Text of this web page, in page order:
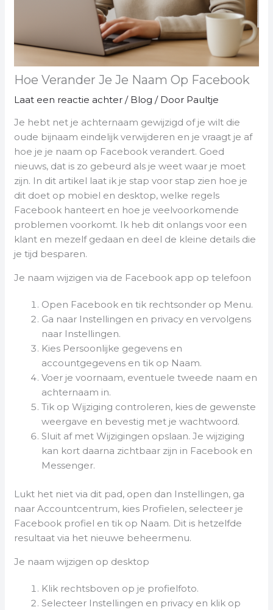
Hoe Verander Je Je Naam Op Facebook
Laat een reactie achter / Blog / Door Paultje
Je hebt net je achternaam gewijzigd of je wilt die
oude bijnaam eindelijk verwijderen en je vraagt je af
hoe je je naam op Facebook verandert. Goed
nieuws, dat is zo gebeurd als je weet waar je moet
zijn. In dit artikel laat ik je stap voor stap zien hoe je
dit doet op mobiel en desktop, welke regels
Facebook hanteert en hoe je veelvoorkomende
problemen voorkomt. Ik heb dit onlangs voor een
klant en mezelf gedaan en deel de kleine details die
je tijd besparen.
Je naam wijzigen via de Facebook app op telefoon
Open Facebook en tik rechtsonder op Menu.
Ga naar Instellingen en privacy en vervolgens
naar Instellingen.
Kies Persoonlijke gegevens en
accountgegevens en tik op Naam.
Voer je voornaam, eventuele tweede naam en
achternaam in.
Tik op Wijziging controleren, kies de gewenste
weergave en bevestig met je wachtwoord.
Sluit af met Wijzigingen opslaan. Je wijziging
kan kort daarna zichtbaar zijn in Facebook en
Messenger.
Lukt het niet via dit pad, open dan Instellingen, ga
naar Accountcentrum, kies Profielen, selecteer je
Facebook profiel en tik op Naam. Dit is hetzelfde
resultaat via het nieuwe beheermenu.
Je naam wijzigen op desktop
Klik rechtsboven op je profielfoto.
Selecteer Instellingen en privacy en klik op